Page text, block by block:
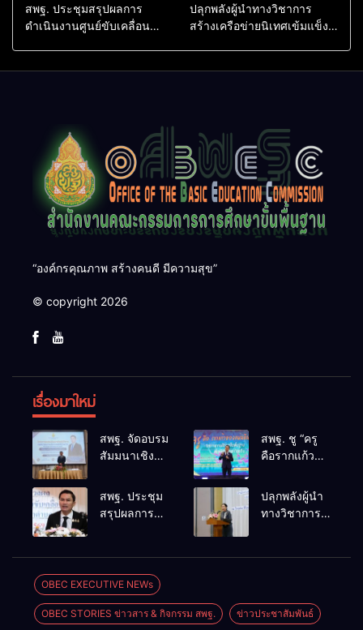
สพฐ. ประชุมสรุปผลการ
ดำเนินงานศูนย์ขับเคลื่อน
ปลุกพลังผู้นำทางวิชาการ
สร้างเครือข่ายนิเทศเข้มแข็ง
“องค์กรคุณภาพ สร้างคนดี มีความสุข”
© copyright 2026
เรื่องมาใหม่
สพฐ. จัดอบรม
สัมมนาเชิง
การดำเนิน
การทางวินัย
อย่างร้ายแรง
อบรมผู้จะเป็น
กรรมการ
สอบสวน
(ตามหลักสูตร
ก.ค.ศ.)
สพฐ. ชู “ครู
คือรากแก้ว
ขับเคลื่อนการ
ศึกษาชาติ
ชุมชน สร้างผู้
สพฐ. ประชุม
สรุปผลการ
โครงการ
โรงเรียน
คุณภาพ
ปลุกพลังผู้นำ
ทางวิชาการ
ศึกษาสู่
OBEC EXECUTIVE NEWs
OBEC STORIES ข่าวสาร & กิจกรรม สพฐ. ข่าวประชาสัมพันธ์